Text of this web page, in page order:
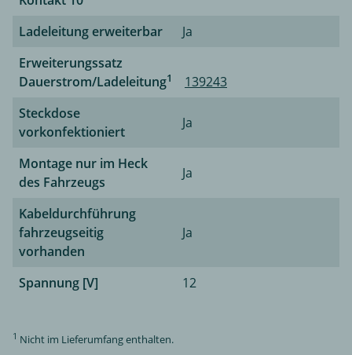
Ladeleitung erweiterbar
Ja
Erweiterungssatz
Dauerstrom/Ladeleitung1
139243
Steckdose
vorkonfektioniert
Ja
Montage nur im Heck
des Fahrzeugs
Ja
Kabeldurchführung
fahrzeugseitig
vorhanden
Ja
Spannung [V] 12
1 Nicht im Lieferumfang enthalten.